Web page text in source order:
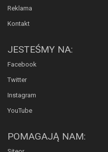
Reklama
Kontakt
JESTEŚMY NA:
Facebook
Twitter
Instagram
YouTube
POMAGAJĄ NAM: